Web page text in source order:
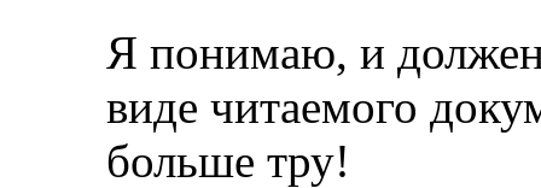
Я понимаю, и должен
виде читаемого
больше тру!